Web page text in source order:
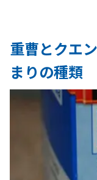
重曹とクエ
まりの種類